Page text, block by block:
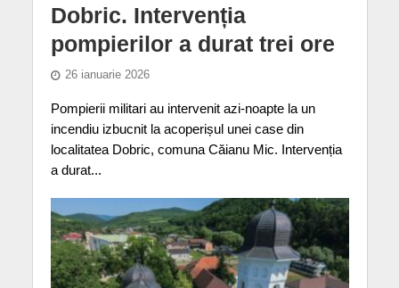
Dobric. Intervenția
pompierilor a durat trei ore
26 ianuarie 2026
Pompierii militari au intervenit azi-noapte la un
incendiu izbucnit la acoperișul unei case din
localitatea Dobric, comuna Căianu Mic. Intervenția
a durat...